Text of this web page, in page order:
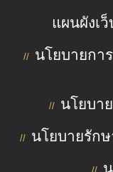
แผนผังเ
// นโยบายกา
// นโยบา
// นโยบายรัก